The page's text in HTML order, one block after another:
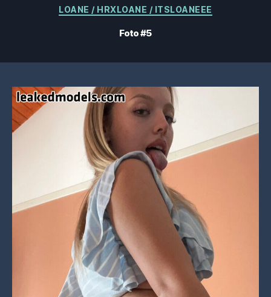
Categorias
LOANE / HRXLOANE / ITSLOANEEE
Foto #5